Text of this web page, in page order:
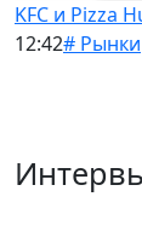
KFC и Pizza
12:42# Рынки